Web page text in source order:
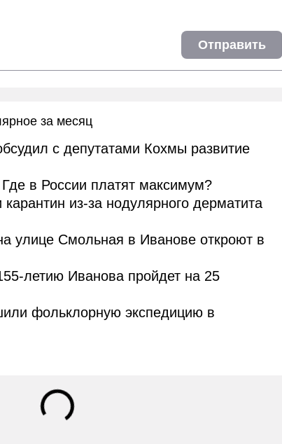
Отправить
за месяц
с депутатами Кохмы развитие
в России платят максимум?
из-за нодулярного дерматита
улице Смольная в Иванове откроют в
летию Иванова пройдет на 25
фольклорную экспедицию в